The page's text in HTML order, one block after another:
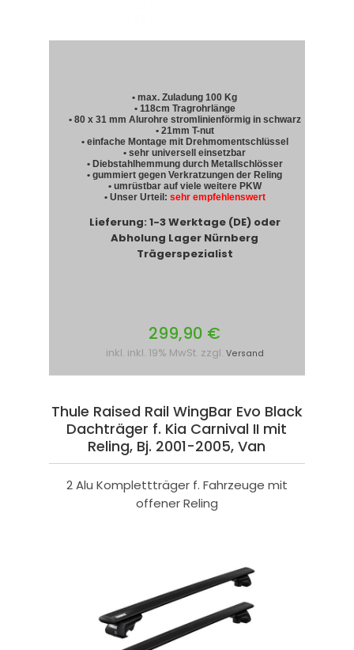
• max. Zuladung 100 Kg
• 118cm Tragrohrlänge
• 80 x 31 mm Alurohre stromlinienförmig in schwarz
• 21mm T-nut
• einfache Montage mit Drehmomentschlüssel
• sehr universell einsetzbar
• Diebstahlhemmung durch Metallschlösser
• gummiert gegen Verkratzungen der Reling
• umrüstbar auf viele weitere PKW
• Unser Urteil: sehr empfehlenswert
Lieferung: 1-3 Werktage (DE) oder
Abholung Lager Nürnberg
Trägerspezialist
299,90 €
inkl. inkl. 19% MwSt. zzgl. Versand
Thule Raised Rail WingBar Evo Black
Dachträger f. Kia Carnival II mit
Reling, Bj. 2001-2005, Van
2 Alu Komplettträger f. Fahrzeuge mit
offener Reling